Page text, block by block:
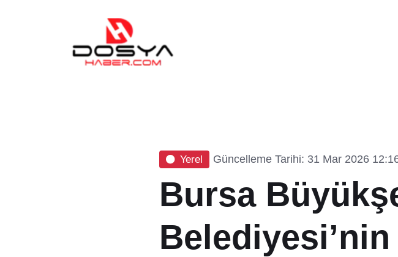
Yerel Güncelleme Tarihi: 31 Mar 2026
Bursa